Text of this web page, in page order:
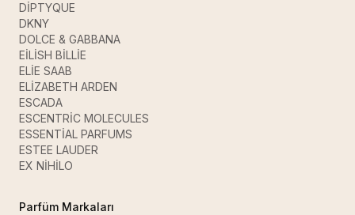
DİPTYQUE
DKNY
DOLCE & GABBANA
EİLİSH BİLLİE
ELİE SAAB
ELİZABETH ARDEN
ESCADA
ESCENTRİC MOLECULES
ESSENTİAL PARFUMS
ESTEE LAUDER
EX NİHİLO
Parfüm Markaları